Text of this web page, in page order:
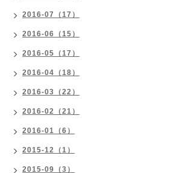
2016-07（17）
2016-06（15）
2016-05（17）
2016-04（18）
2016-03（22）
2016-02（21）
2016-01（6）
2015-12（1）
2015-09（3）